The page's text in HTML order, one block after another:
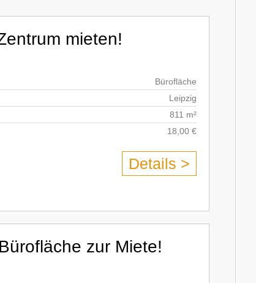
mieten!
Bürofläche
Leipzig
811 m²
18,00 €
Details >
zur Miete!